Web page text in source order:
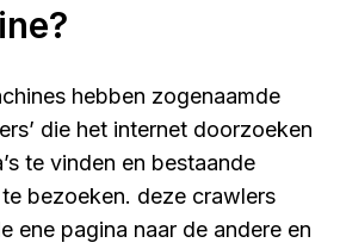
hebben zogenaamde
die het internet doorzoeken
te vinden en bestaande
bezoeken. deze crawlers
ene pagina naar de andere en